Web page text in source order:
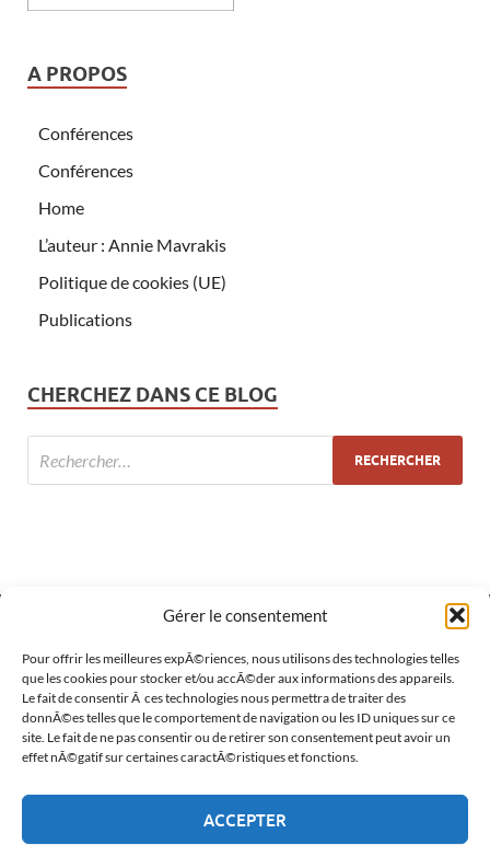
Gérer le consentement
Pour offrir les meilleures expÃ©riences, nous utilisons des technologies telles
que les cookies pour stocker et/ou accÃ©der aux informations des appareils.
Le fait de consentir Ã ces technologies nous permettra de traiter des
donnÃ©es telles que le comportement de navigation ou les ID uniques sur ce
site. Le fait de ne pas consentir ou de retirer son consentement peut avoir un
effet nÃ©gatif sur certaines caractÃ©ristiques et fonctions.
ACCEPTER
A PROPOS
Conférences
Conférences
Home
L’auteur : Annie Mavrakis
Politique de cookies (UE)
Publications
CHERCHEZ DANS CE BLOG
MÉTA
Connexion
Flux des publications
Flux des commentaires